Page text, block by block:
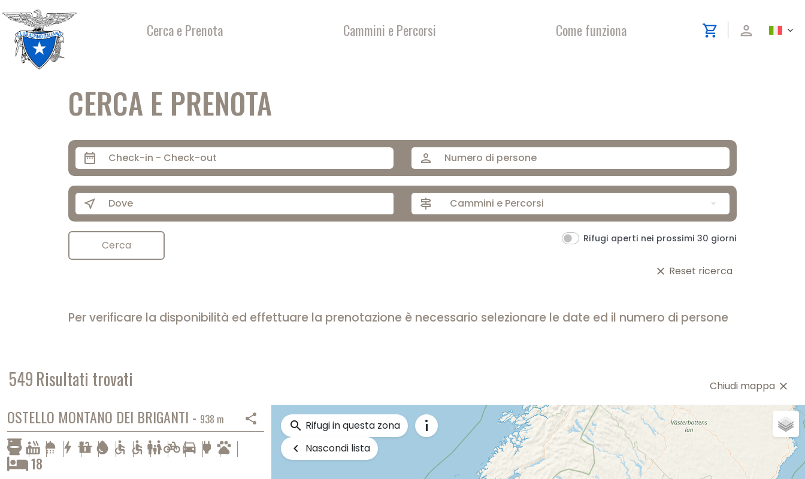
contenuto
Cerca e Prenota Cammini e Percorsi Come funziona shopping_cart person
CERCA E PRENOTA
date_range person
near_me signpost Cammini e Percorsi
Rifugi aperti nei prossimi 30 giorni
Cerca
close Reset ricerca
Per verificare la disponibilità ed effettuare la prenotazione è necessario selezionare le date ed il numero di persone
549Risultati trovati Chiudi mappa close
OSTELLO MONTANO DEI BRIGANTI - 938 m share
hot_tub shower bolt countertops water_drop accessible accessible family_restroompedal_bikedirections_car power pets
18
search Rifugi in questa zona info_i
keyboard_arrow_left Nascondi lista